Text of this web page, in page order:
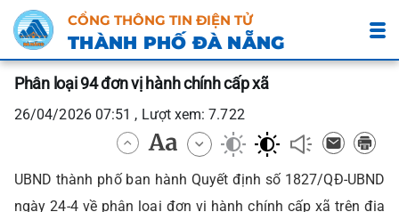
CỔNG THÔNG TIN ĐIỆN TỬ
THÀNH PHỐ ĐÀ NẴNG
Phân loại 94 đơn vị hành chính cấp xã
26/04/2026 07:51 , Lượt xem: 7.722
UBND thành phố ban hành Quyết định số 1827/QĐ-UBND
ngày 24-4 về phân loại đơn vị hành chính cấp xã trên địa